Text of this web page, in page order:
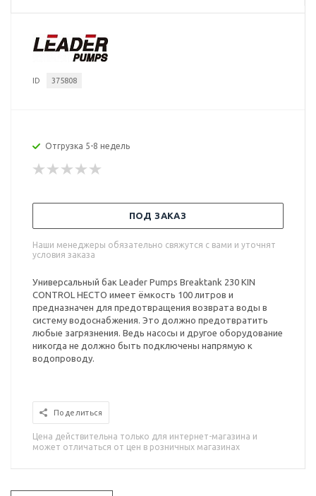
ID 375808
Отгрузка 5-8 недель
ПОД ЗАКАЗ
Наши менеджеры обязательно свяжутся с вами и уточнят
условия заказа
Универсальный бак Leader Pumps Breaktank 230 KIN
CONTROL HECTO имеет ёмкость 100 литров и
предназначен для предотвращения возврата воды в
систему водоснабжения. Это должно предотвратить
любые загрязнения. Ведь насосы и другое оборудование
никогда не должно быть подключены напрямую к
водопроводу.
Поделиться
Цена действительна только для интернет-магазина и
может отличаться от цен в розничных магазинах